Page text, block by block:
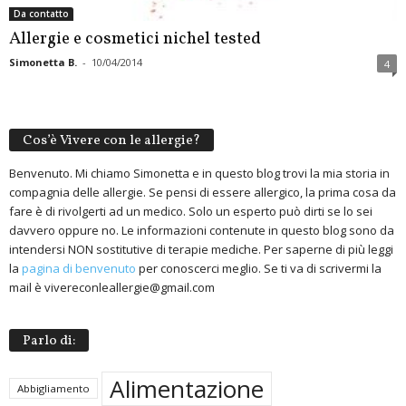
Da contatto
Allergie e cosmetici nichel tested
Simonetta B. - 10/04/2014 4
Cos’è Vivere con le allergie?
Benvenuto. Mi chiamo Simonetta e in questo blog trovi la mia storia in
compagnia delle allergie. Se pensi di essere allergico, la prima cosa da
fare è di rivolgerti ad un medico. Solo un esperto può dirti se lo sei
davvero oppure no. Le informazioni contenute in questo blog sono da
intendersi NON sostitutive di terapie mediche. Per saperne di più leggi
la pagina di benvenuto per conoscerci meglio. Se ti va di scrivermi la
mail è vivereconleallergie@gmail.com
Parlo di:
Abbigliamento Alimentazione